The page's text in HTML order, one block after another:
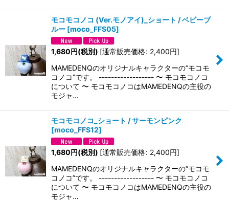
モコモコノコ (Ver.モノアイ)_ショート / ベビーブ
ルー [moco_FFS05]
1,680円(税別) [通常販売価格: 2,400円]
MAMEDENQのオリジナルキャラクターの“モコモ
コノコ”です。 ------------------ 〜 モコモコノコ
について 〜 モコモコノコはMAMEDENQの主役の
モジャ…
モコモコノコ_ショート / サーモンピンク
[moco_FFS12]
1,680円(税別) [通常販売価格: 2,400円]
MAMEDENQのオリジナルキャラクターの“モコモ
コノコ”です。 ------------------ 〜 モコモコノコ
について 〜 モコモコノコはMAMEDENQの主役の
モジャ…